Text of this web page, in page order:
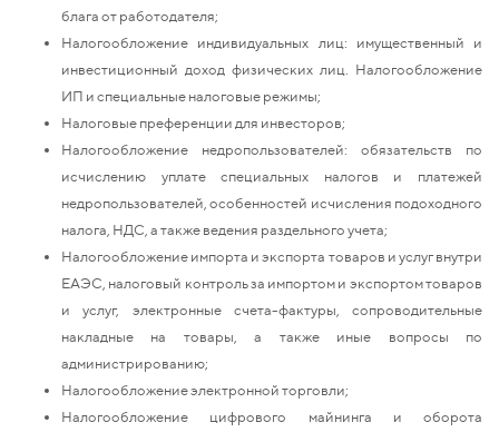
блага от работодателя;
Налогообложение индивидуальных лиц: имущественный и
инвестиционный доход физических лиц. Налогообложение
ИП и специальные налоговые режимы;
Налоговые преференции для инвесторов;
Налогообложение недропользователей: обязательств по
исчислению уплате специальных налогов и платежей
недропользователей, особенностей исчисления подоходного
налога, НДС, а также ведения раздельного учета;
Налогообложение импорта и экспорта товаров и услуг внутри
ЕАЭС, налоговый контроль за импортом и экспортом товаров
и услуг, электронные счета-фактуры, сопроводительные
накладные на товары, а также иные вопросы по
администрированию;
Налогообложение электронной торговли;
Налогообложение цифрового майнинга и оборота